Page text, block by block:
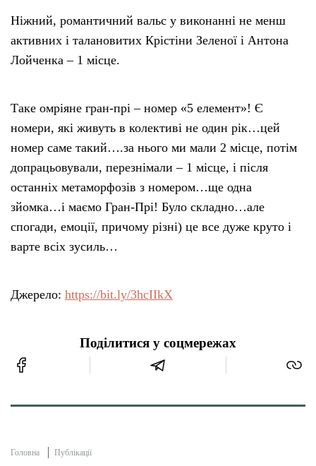
Ніжний, романтичний вальс у виконанні не менш
активних і талановитих Крістіни Зеленої і Антона
Лойченка – 1 місце.
Таке омріяне гран-прі – номер «5 елемент»! Є
номери, які живуть в колективі не один рік…цей
номер саме такий….за нього ми мали 2 місце, потім
допрацьовували, перезнімали – 1 місце, і після
останніх метаморфозів з номером…ще одна
зйомка…і маємо Гран-Прі! Було складно…але
спогади, емоції, причому різні) це все дуже круто і
варте всіх зусиль…
Джерело: https://bit.ly/3hcIIkX
Поділитися у соцмережах
Головна Публікації